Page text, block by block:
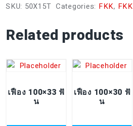
SKU: 50X15T Categories: FKK, FKK
Related products
เฟือง 100×33 ฟั
น
เฟือง 100×30 ฟั
น